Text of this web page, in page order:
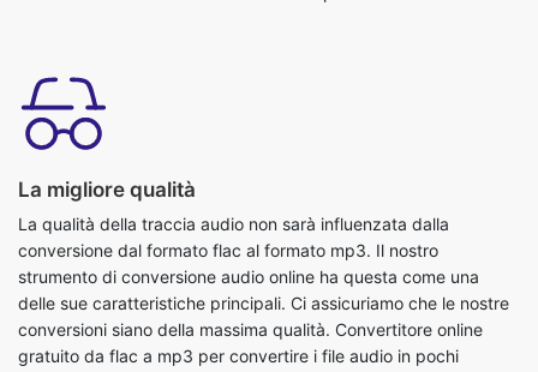
La migliore qualità
La qualità della traccia audio non sarà influenzata dalla
strumento di conversione audio online ha questa come una
delle sue caratteristiche principali. Ci assicuriamo che le nostre
conversioni siano della massima qualità. Convertitore online
gratuito da flac a mp3 per convertire i file audio in pochi
secondi. Usare la funzione gratuita di conversione da flac a
mp3 è abbastanza semplice: devi solo caricare il file originale e
otterrai convertito il file in formato y.